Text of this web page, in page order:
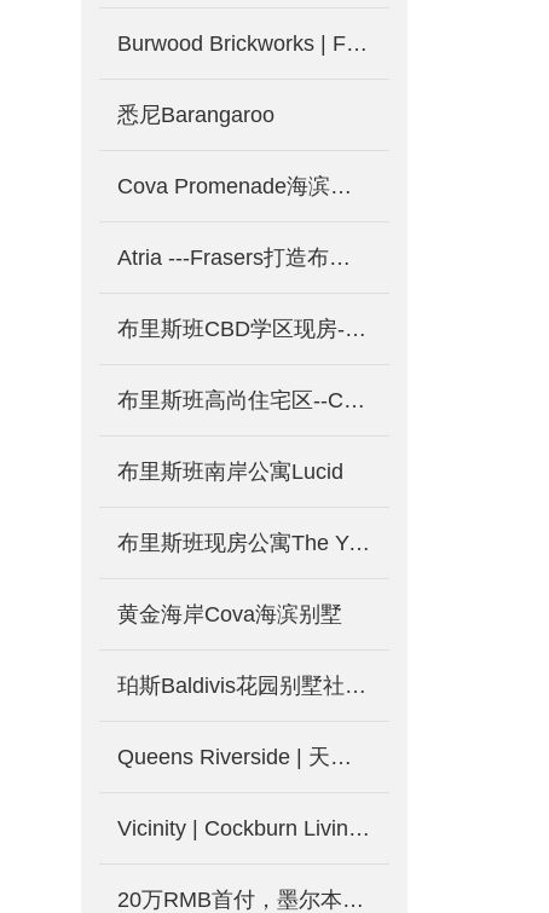
Burwood Brickworks | Frasers打造墨尔本东区Burwood城中城-墨尔本新楼盘发售
悉尼Barangaroo
Cova Promenade海滨别墅和花园别墅
Atria ---Frasers打造布里斯班邻水公寓
布里斯班CBD学区现房-The Green
布里斯班高尚住宅区--Coorparoo Square
布里斯班南岸公寓Lucid
布里斯班现房公寓The Yard 澳洲较大开发商Lendlease打造
黄金海岸Cova海滨别墅
珀斯Baldivis花园别墅社区地块$14.9万澳元起! 土地别墅套餐$31.9万澳元起！租金回报达5%! 均免海外人士附加税！
Queens Riverside | 天鹅湖旁现房公寓 尽享湖边度假式生活
Vicinity | Cockburn Living现楼发售 便利生活即日起
20万RMB首付，墨尔本4房独栋别墅，永久产权的土地